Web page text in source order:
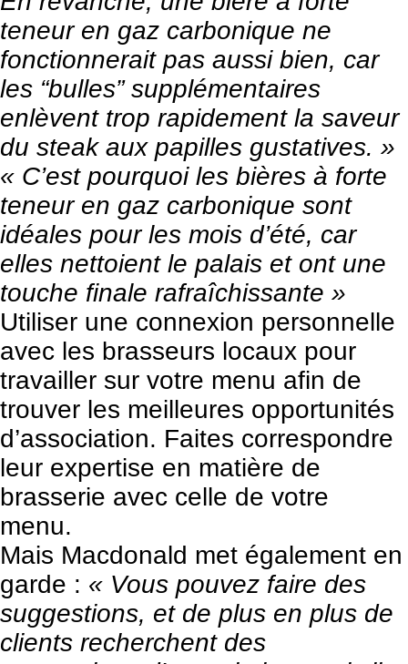
teneur en gaz carbonique ne
fonctionnerait pas aussi bien, car
les “bulles” supplémentaires
enlèvent trop rapidement la saveur
du steak aux papilles gustatives. »
« C’est pourquoi les bières à forte
teneur en gaz carbonique sont
idéales pour les mois d’été, car
elles nettoient le palais et ont une
touche finale rafraîchissante »
Utiliser une connexion personnelle
avec les brasseurs locaux pour
travailler sur votre menu afin de
trouver les meilleures opportunités
d’association. Faites correspondre
leur expertise en matière de
brasserie avec celle de votre
menu.
Mais Macdonald met également en
garde : « Vous pouvez faire des
suggestions, et de plus en plus de
clients recherchent des